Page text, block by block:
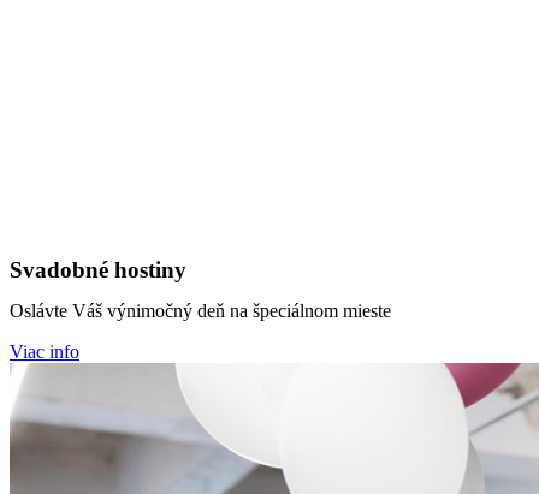
Svadobné hostiny
Oslávte Váš výnimočný deň na špeciálnom mieste
Viac info